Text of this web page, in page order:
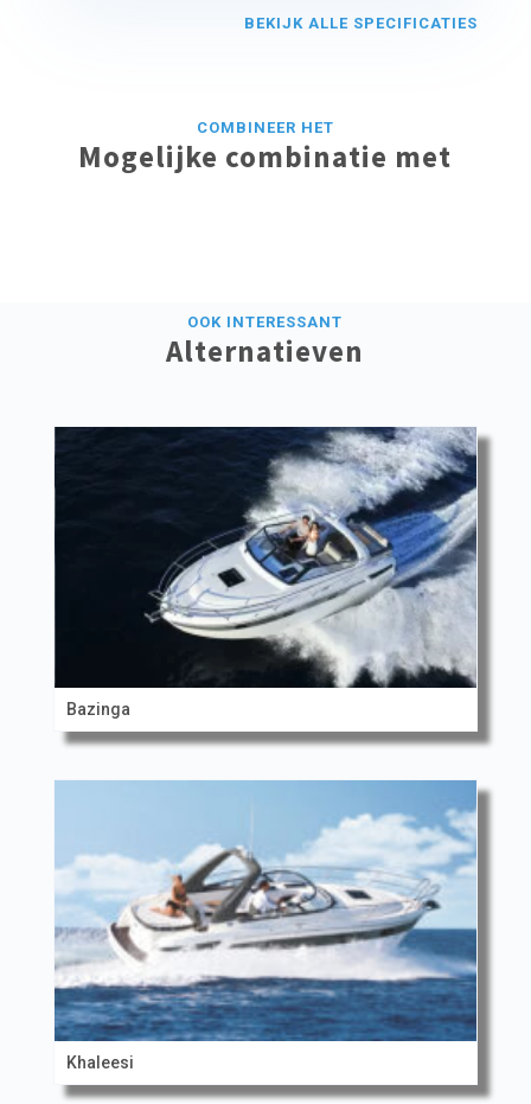
BEKIJK ALLE SPECIFICATIES
COMBINEER HET
Mogelijke combinatie met
OOK INTERESSANT
Alternatieven
Bazinga
Khaleesi